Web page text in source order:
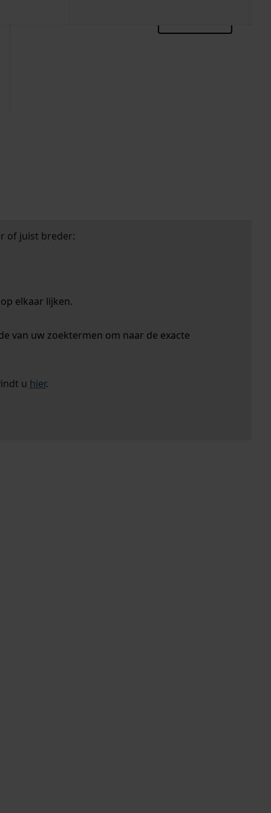
of juist breder:
elkaar lijken.
van uw zoektermen om naar de exacte
u hier.